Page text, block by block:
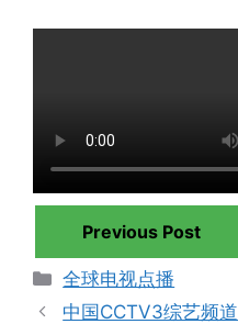
Previous Post
Categories
全球电视点播
中国CCTV3综艺频道